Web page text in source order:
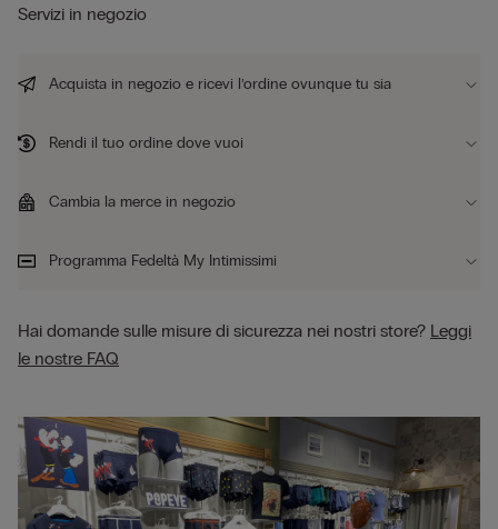
Servizi in negozio
Acquista in negozio e ricevi l’ordine ovunque tu sia
Rendi il tuo ordine dove vuoi
Cambia la merce in negozio
Programma Fedeltà My Intimissimi
Hai domande sulle misure di sicurezza nei nostri store? Leggi
le nostre FAQ